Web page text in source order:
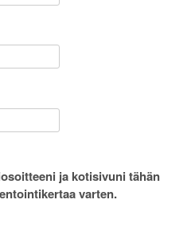
ja kotisivuni tähän
varten.